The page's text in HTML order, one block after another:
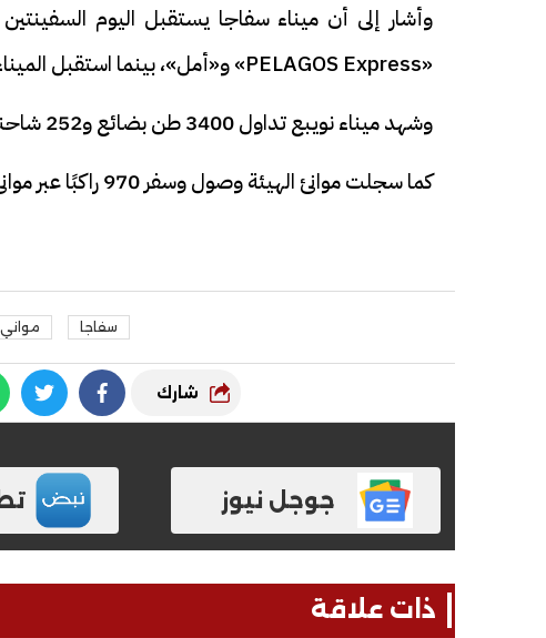
«PELAGOS Express» و«أمل»، بينما استقبل الميناء أمس السفينتين «Poseidon Express» و«Pan LiLi».
وشهد ميناء نويبع تداول 3400 طن بضائع و252 شاحنة من خلال رحلات مكوكية للسفينتين «الحسين» و«سينا».
كما سجلت موانئ الهيئة وصول وسفر 970 راكبًا عبر موانئ البحر الأحمر المختلفة.
سفاجا مواني
شارك
جوجل نيوز
ذات علاقة